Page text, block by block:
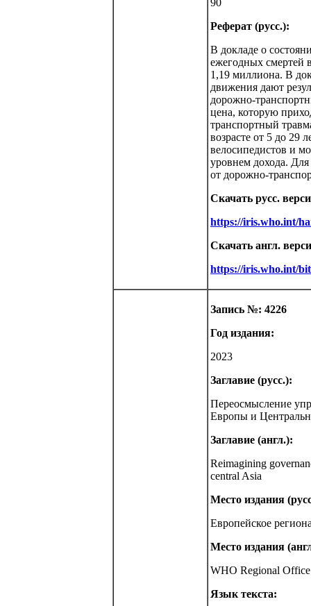
90
Реферат (русс.):
В докладе о
ежегодных смертей
1,19 миллиона. В
движения дают
дорожно-
цена, которую
транспортный
возрасте от 5 до 29
велосипедистов и
уровнем дохода.
от дорожно-
Скачать русс.
https://iris.who.int/
Скачать англ.
https://iris.who.int/
Запись №: 4226
Год издания:
2023
Заглавие (русс.):
Переосмысление
Европы и
Заглавие (англ.):
Reimagining
central Asia
Место издания
Европейское
Место издания
WHO Regional
Язык текста: